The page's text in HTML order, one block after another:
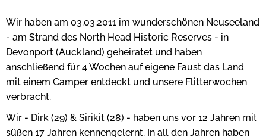
Wir haben am 03.03.2011 im wunderschönen Neuseeland
- am Strand des North Head Historic Reserves - in
Devonport (Auckland) geheiratet und haben
anschließend für 4 Wochen auf eigene Faust das Land
mit einem Camper entdeckt und unsere Flitterwochen
verbracht.
Wir - Dirk (29) & Sirikit (28) - haben uns vor 12 Jahren mit
süßen 17 Jahren kennengelernt. In all den Jahren haben